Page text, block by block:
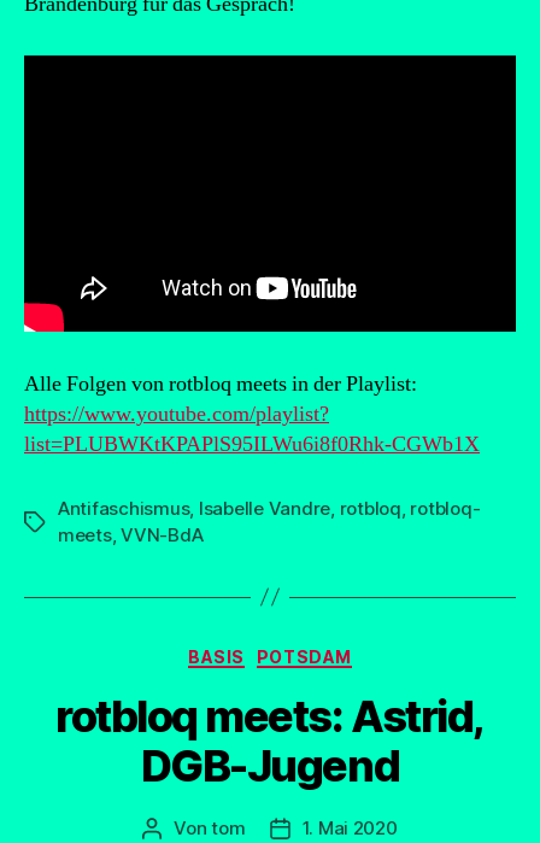
Alle Folgen von rotbloq meets in der Playlist:
https://www.youtube.com/playlist?
list=PLUBWKtKPAPlS95ILWu6i8f0Rhk-CGWb1X
Schlagwörter
Antifaschismus, Isabelle Vandre, rotbloq, rotbloq-
meets,VVN-BdA
Kategorien
BASIS POTSDAM
rotbloq meets: Astrid,
DGB-Jugend
Beitragsautor
Vontom Beitragsdatum
1. Mai 2020